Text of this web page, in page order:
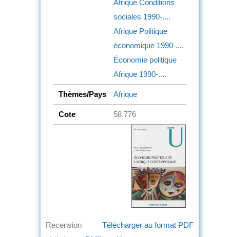
Afrique Conditions
sociales 1990-....
Afrique Politique
économique 1990-....
Économie politique
Afrique 1990-....
Thèmes/Pays Afrique
Cote 58.776
Télécharger au format PDF
Recension